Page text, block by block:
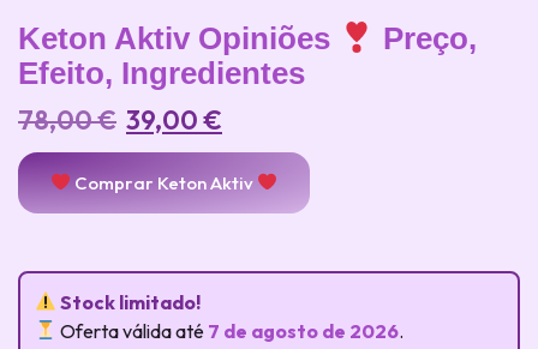
Keton Aktiv Opiniões
Preço,
Efeito, Ingredientes
78,00€ 39,00€
Comprar Keton Aktiv
Stock limitado!
Oferta válida até 7 de agosto de 2026.